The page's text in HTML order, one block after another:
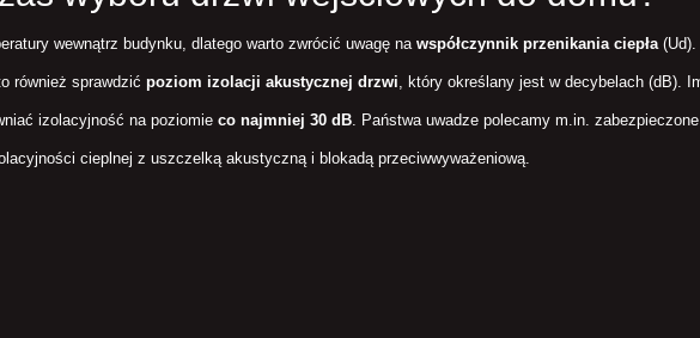
wewnątrz budynku, dlatego warto zwrócić uwagę na współczynnik przenikania ciepła(Ud).
również sprawdzić poziom izolacji akustycznej drzwi, który określany jest w decybelach (dB).
izolacyjność na poziomie co najmniej 30 dB. Państwa uwadze polecamy m.in.
cieplnej z uszczelką akustyczną i blokadą przeciwwyważeniową.